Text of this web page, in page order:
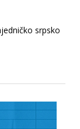
srpsko